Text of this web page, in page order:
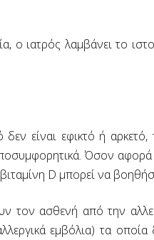
ο ιατρός λαμβάνει το
είναι εφικτό ή
Όσον
D μπορεί να
τον ασθενή από την
εμβόλια) τα οποία